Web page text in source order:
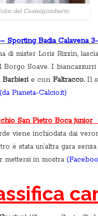
del Castelgomberto
Sporting Badia Calavena
di mister Loris Rizzìn,
Borgo Soave. I
Barbierie con Faltracco.Il
(da Pianeta-Calcio.it)
San Pietro Boca junior
viene inchiodata dai
è stata un’altra gara
mettersi in mostra